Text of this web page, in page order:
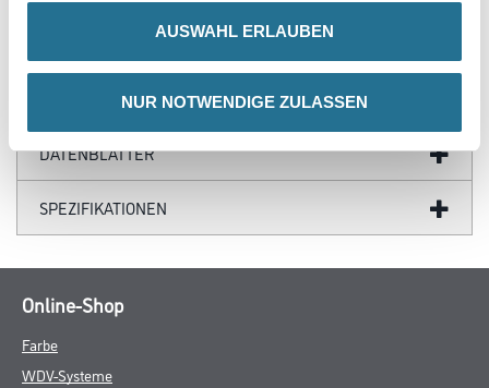
AUSWAHL ERLAUBEN
NUR NOTWENDIGE ZULASSEN
GEFAHRENHINWEISE
DATENBLÄTTER
SPEZIFIKATIONEN
Online-Shop
Farbe
WDV-Systeme